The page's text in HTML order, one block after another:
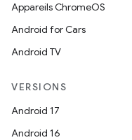
Appareils ChromeOS
Android for Cars
Android TV
VERSIONS
Android 17
Android 16